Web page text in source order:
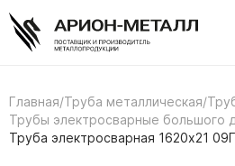
Главная/Труба металлическая/
Трубы электросварные большого
Труба электросварная 1620х21